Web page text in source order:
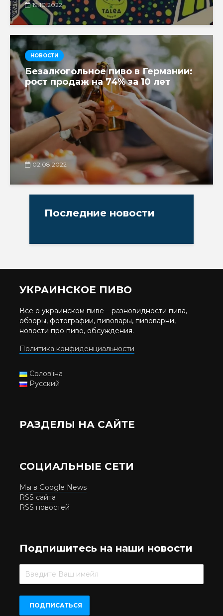
19.10.2022
НОВОСТИ
Безалкогольное пиво в Германии:
рост продаж на 74% за 10 лет
02.08.2022
Последние новости
УКРАИНСКОЕ ПИВО
Все о украинском пиве – разновидности пива,
обзоры, фотографии, пивовары, пивоварни,
новости про пиво, обсуждения.
Политика конфиденциальности
Солов'їна
Русский
РАЗДЕЛЫ НА САЙТЕ
СОЦИАЛЬНЫЕ СЕТИ
Мы в Google News
RSS сайта
RSS новостей
Подпишитесь на наши новости